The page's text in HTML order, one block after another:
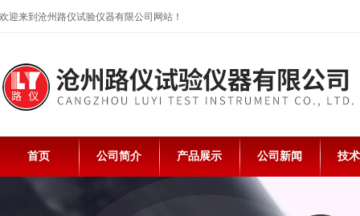
欢迎来到沧州路仪试验仪器有限公司网站！
首页 公司简介 产品展示 公司新闻 技